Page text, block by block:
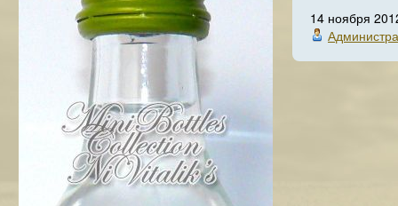
14 ноября